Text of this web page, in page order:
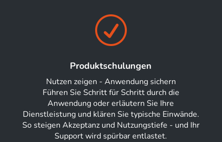
R
Produktschulungen
Nutzen zeigen - Anwendung sichern
Führen Sie Schritt für Schritt durch die
Anwendung oder erläutern Sie Ihre
Dienstleistung und klären Sie typische Einwände.
So steigen Akzeptanz und Nutzungstiefe - und Ihr
Support wird spürbar entlastet.